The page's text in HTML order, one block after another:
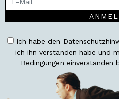
Ich habe den
ich ihn verstanden habe und
Bedingungen einverstanden